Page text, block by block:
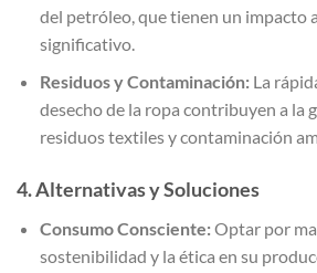
del petróleo, que tienen un impacto
significativo.
Residuos y Contaminación:La
desecho de la ropa contribuyen a la
residuos textiles y contaminación
4. Alternativas y Soluciones
Consumo Consciente:Optar por
sostenibilidad y la ética en su